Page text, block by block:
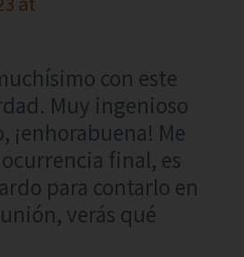
con este
Muy ingenioso
¡enhorabuena! Me
final, es
para contarlo en
verás qué